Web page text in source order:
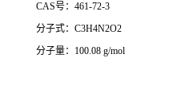
CAS号： 461-72-3
分子式： C3H4N2O2
分子量： 100.08 g/mol